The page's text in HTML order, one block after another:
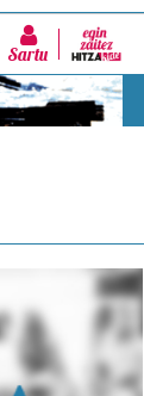
Sartu